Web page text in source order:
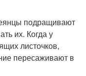
подращивают
их. Когда у
листочков,
пересаживают в